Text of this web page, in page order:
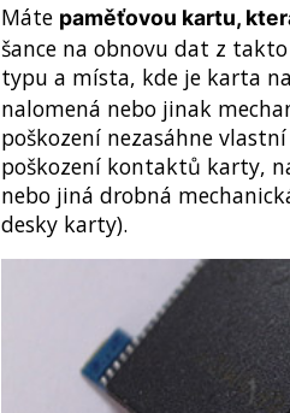
Máte paměťovou kartu,
šance na obnovu dat z
typu a místa, kde je karta
nalomená nebo jinak
poškození nezasáhne
poškození kontaktů karty,
nebo jiná drobná
desky karty).